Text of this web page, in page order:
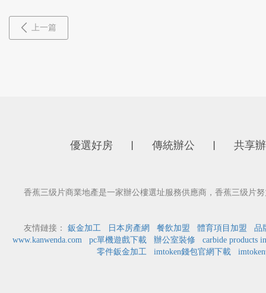
上一篇
優選好房 傳統辦公 共享
香蕉三级片商業地產是一家辦公樓選址服務供應商，香蕉三级片努
友情鏈接： 鈑金加工 日本房產網 餐飲加盟 體育項目加盟
品
www.kanwenda.com
pc單機遊戲下載 辦公室裝修
carbide products
零件鈑金加工
imtoken錢包官網下載